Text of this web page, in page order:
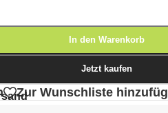
In den Warenkorb
Jetzt kaufen
Zur Wunschliste